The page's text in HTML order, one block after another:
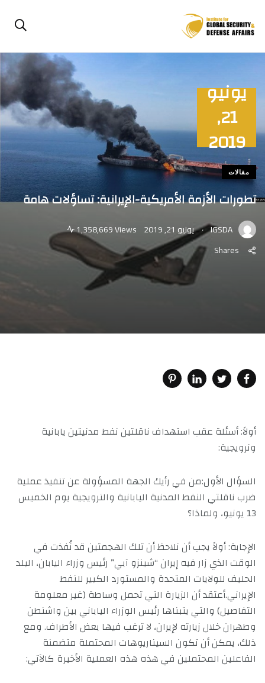
يونيو
21,
2019
مقالات
تطورات الأزمة الأمريكية-الإيرانية: تساؤلات هامة
IGSDA
. يونيو 21, 2019
1٬358,669 Views
Shares
أولاً: أسئلة عقب استهداف ناقلتين نفط مدنيتين يابانية
ونرويجية:
السؤال الأول:من في رأيك الجهة المسؤولة عن تنفيذ عملية
ضرب ناقلتي النفط المدنية اليابانية والنرويجية يوم الخميس
13 يونيو، ولماذا؟
الإجابة: أولاً يجب أن نلاحظ أن تلك الهجمتين قد نُفذت في
الوقت الذي زار فيه إيران “شينزو آبي” رئيس وزراء اليابان، البلد
الحليف للولايات المتحدة والمستورد الكبير للنفط
الإيراني.أعتقد أن الزيارة التي تحمل وساطة (غير معلومة
التفاصيل) والتي يتبناها رئيس الوزراء الياباني بين واشنطن
وطهران خلال زيارته لإيران، لا ترغب فيها بعض الأطراف. ومع
ذلك، يمكن أن تكون السيناريوهات المحتملة متضمنة
الفاعلين المحتملين في هذه هذه العملية الأخيرة كالآتي: